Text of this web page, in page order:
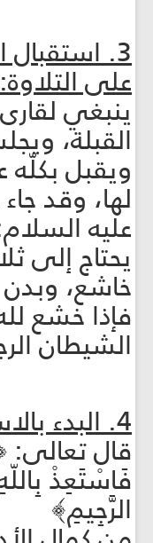
3. استقبال
على التلاوة:
ينبغي
القبلة،
ويقبل بكلّه
لها، وقد
عليه
يحتاج إلى
خاشع،
فإذا خشع
الشيطان
4. البدء بالاستعاذة:
قال تعالى:
فَاسْتَعِذْ
الرَّجِيمِ﴾